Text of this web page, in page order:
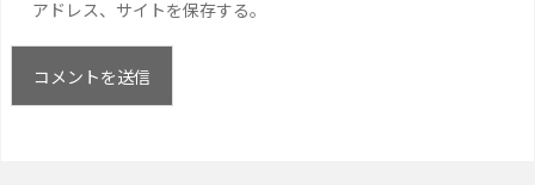
アドレス、サイトを保存する。